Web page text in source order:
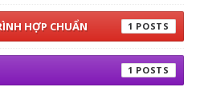
HỢP CHUẨN 1
1